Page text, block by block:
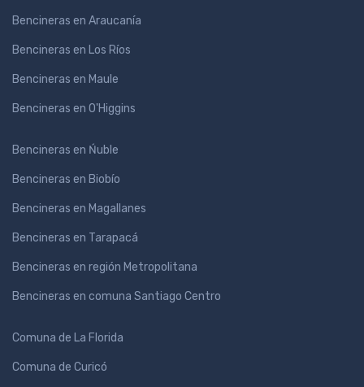
Bencineras en Araucanía
Bencineras en Los Ríos
Bencineras en Maule
Bencineras en O'Higgins
Bencineras en Ńuble
Bencineras en Biobío
Bencineras en Magallanes
Bencineras en Tarapacá
Bencineras en región Metropolitana
Bencineras en comuna Santiago Centro
Comuna de La Florida
Comuna de Curicó